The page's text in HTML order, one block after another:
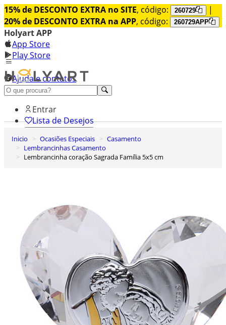
15% de DESCONTO EXTRA no SITE, código: 260729
|
20% de DESCONTO EXTRA na APP, código: 260729APP
Holyart APP
App Store
Play Store
Ajuda e contatos
Conheça premium
Entrar
Lista de Desejos
0
Carrinho de Compras
Inicio Ocasiões Especiais
Casamento
Lembrancinhas Casamento
Lembrancinha coração Sagrada Família 5x5 cm